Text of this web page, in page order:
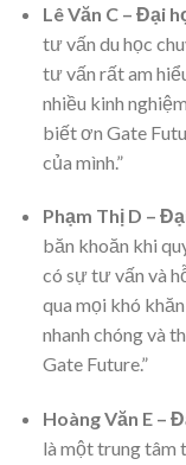
Lê Văn C – Đại
tư vấn du học
tư vấn rất am
nhiều kinh
biết ơn Gate
của mình.”
Phạm Thị D –
băn khoăn khi
có sự tư vấn và
qua mọi khó
nhanh chóng và
Gate Future.”
Hoàng Văn E –
là một trung tâm